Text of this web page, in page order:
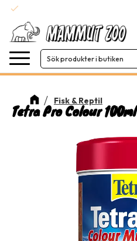
Meny
check
Fisk & Reptil
Tetra Pro Colour 100ml